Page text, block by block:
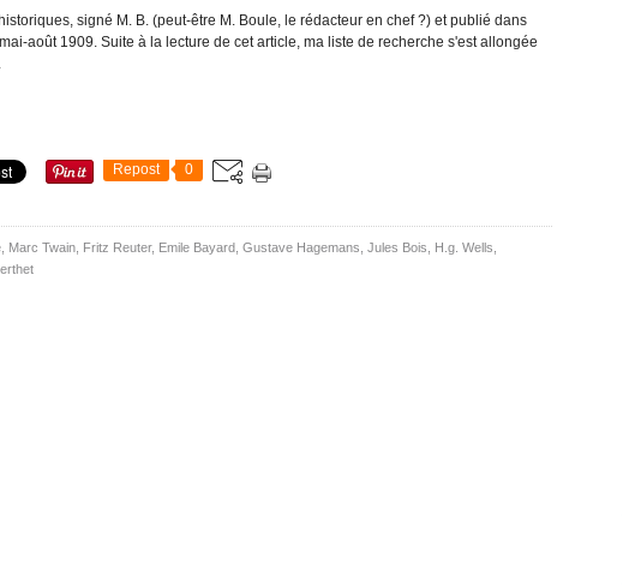
signé M. B. (peut-être M. Boule, le rédacteur en chef ?) et publié dans
août 1909. Suite à la lecture de cet article, ma liste de recherche s'est allongée
Repost 0
Marc Twain Fritz Reuter, Emile Bayard Gustave Hagemans Jules Bois H.g. Wells